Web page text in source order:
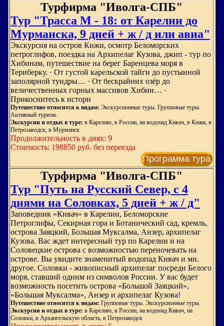
Турфирма "Иволга-СПБ"
Тур "Трасса М - 18: от Карелии до
Мурманска, 9 дней + ж / д или авиа"
Экскурсия на остров Кижи, осмотр Беломорских
петроглифов, поездка на Архипелаг Кузова, джип - тур по
Хибинам, путешествие на берег Баренцева моря в
Териберку. · От густой карельской тайги до пустынной
заполярной тундры… · От бескрайних озёр до
величественных горных массивов Хибин… ·
Прикоснитесь к истори
Путешествие относится к видам: Экскурсионные туры. Групповые туры.
Активный туризм.
Экскурсии и отдых в туре: в Карелию, в России, на водопад Кивач, в Кижи, в
Петрозаводск, в Мурманск
Продолжительность в днях: 9
Стоимость: 198850 руб. без переезда
Программа тура
Турфирма "Иволга-СПБ"
Тур "Путь на Русский Север, с 4
днями на Соловках, 5 дней + ж / д"
Заповедник «Кивач» в Карелии, Беломорские
Петроглифы, Секирная гора и Ботанический сад, кремль,
острова Заяцкий, Большая Муксалма, Анзер, архипелаг
Кузова. Вас ждет интересный тур по Карелии и на
Соловецкие острова с возможностью переночевать на
острове. Вы увидите знаменитый водопад Кивач и мн.
другое. Соловки - живописный архипелаг посреди Белого
моря, ставший одним из символов России. У вас будет
возможность посетить острова «Большой Заяцкий»,
«Большая Муксалма», Анзер и архипелаг Кузова!
Путешествие относится к видам: Групповые туры. Экскурсионные туры.
Экскурсии и отдых в туре: в Карелию, в России, на водопад Кивач, на
Соловки, в Архангельскую область, в Петрозаводск